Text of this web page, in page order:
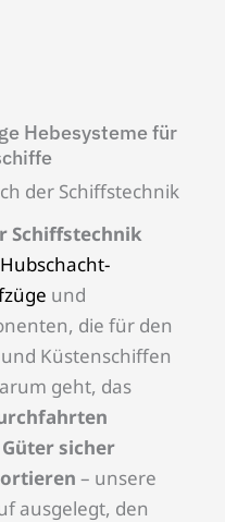
Hebesysteme für
der Schiffstechnik
Schiffstechnik
Hubschacht-
und
die für den
Küstenschiffen
geht, das
Güter sicher
– unsere
ausgelegt, den